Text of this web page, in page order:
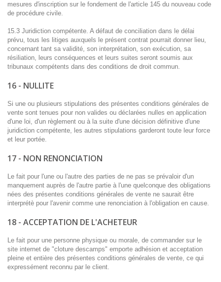
mesures d'inscription sur le fondement de l'article 145 du nouveau code
de procédure civile.
15.3 Juridiction compétente. A défaut de conciliation dans le délai
prévu, tous les litiges auxquels le présent contrat pourrait donner lieu,
concernant tant sa validité, son interprétation, son exécution, sa
résiliation, leurs conséquences et leurs suites seront soumis aux
tribunaux compétents dans des conditions de droit commun.
16 - NULLITE
Si une ou plusieurs stipulations des présentes conditions générales de
vente sont tenues pour non valides ou déclarées nulles en application
d'une loi, d'un règlement ou à la suite d'une décision définitive d'une
juridiction compétente, les autres stipulations garderont toute leur force
et leur portée.
17 - NON RENONCIATION
Le fait pour l'une ou l'autre des parties de ne pas se prévaloir d'un
manquement auprès de l'autre partie à l'une quelconque des obligations
nées des présentes conditions générales de vente ne saurait être
interprétè pour l'avenir comme une renonciation à l'obligation en cause.
18 - ACCEPTATION DE L'ACHETEUR
Le fait pour une personne physique ou morale, de commander sur le
site internet de "cloture descamps" emporte adhésion et acceptation
pleine et entière des présentes conditions générales de vente, ce qui
expressément reconnu par le client.